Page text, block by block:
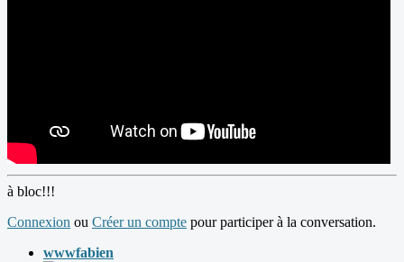
à bloc!!!
Connexion ou Créer un compte pour participer à la conversation.
wwwfabien